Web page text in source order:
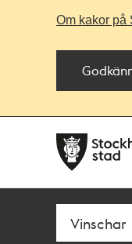
Om kakor på
navigationen
huvudinnehållet
Sök